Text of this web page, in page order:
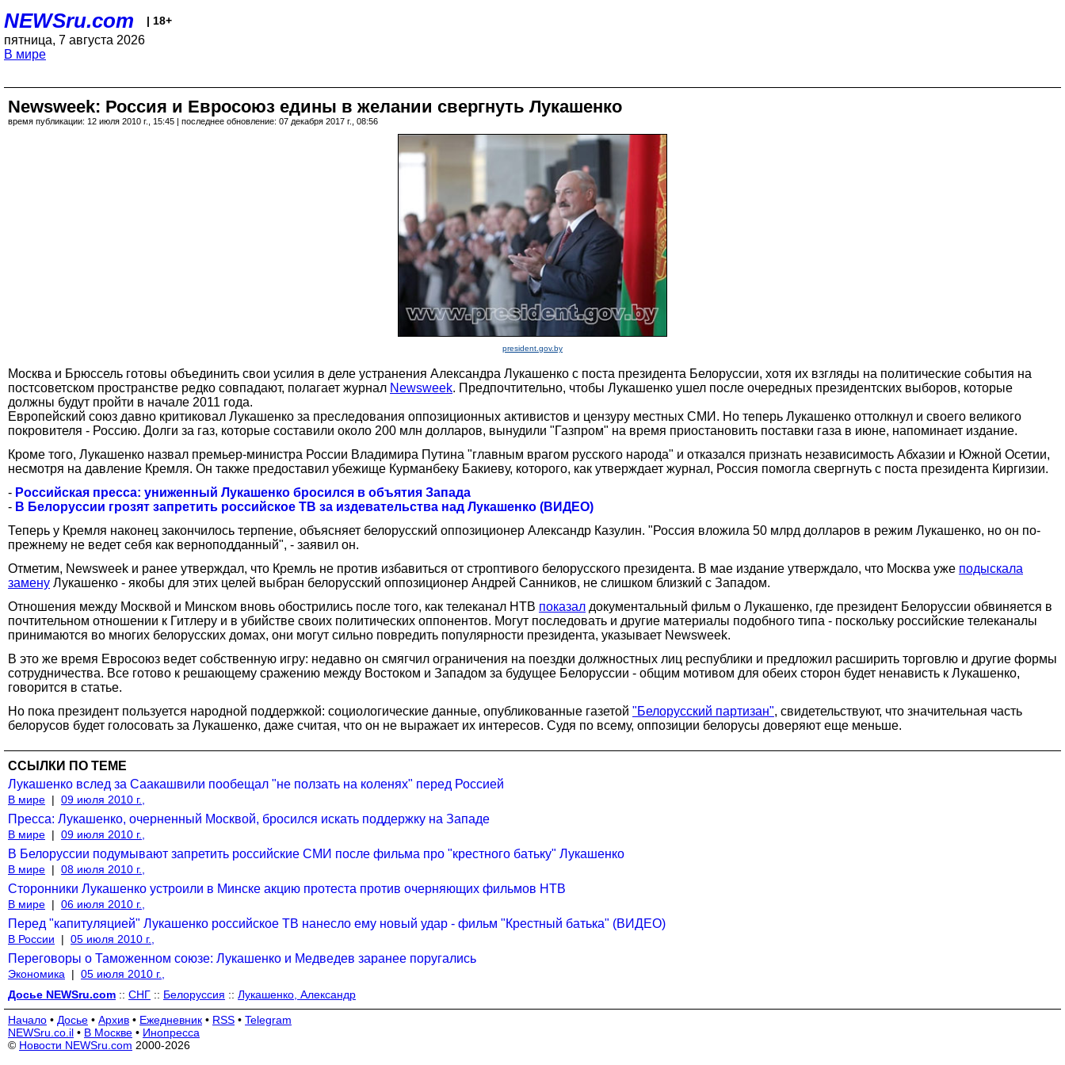
NEWSru.com | 18+
пятница, 7 августа 2026
В мире
Newsweek: Россия и Евросоюз едины в желании свергнуть Лукашенко
время публикации: 12 июля 2010 г., 15:45 | последнее обновление: 07 декабря 2017 г., 08:56
president.gov.by
Москва и Брюссель готовы объединить свои усилия в деле устранения Александра Лукашенко с поста президента Белоруссии, хотя их взгляды на политические события на
постсоветском пространстве редко совпадают, полагает журнал Newsweek. Предпочтительно, чтобы Лукашенко ушел после очередных президентских выборов, которые
должны будут пройти в начале 2011 года.
Европейский союз давно критиковал Лукашенко за преследования оппозиционных активистов и цензуру местных СМИ. Но теперь Лукашенко оттолкнул и своего великого
покровителя - Россию. Долги за газ, которые составили около 200 млн долларов, вынудили "Газпром" на время приостановить поставки газа в июне, напоминает издание.
Кроме того, Лукашенко назвал премьер-министра России Владимира Путина "главным врагом русского народа" и отказался признать независимость Абхазии и Южной Осетии,
несмотря на давление Кремля. Он также предоставил убежище Курманбеку Бакиеву, которого, как утверждает журнал, Россия помогла свергнуть с поста президента Киргизии.
- Российская пресса: униженный Лукашенко бросился в объятия Запада
- В Белоруссии грозят запретить российское ТВ за издевательства над Лукашенко (ВИДЕО)
Теперь у Кремля наконец закончилось терпение, объясняет белорусский оппозиционер Александр Казулин. "Россия вложила 50 млрд долларов в режим Лукашенко, но он по-
прежнему не ведет себя как верноподданный", - заявил он.
Отметим, Newsweek и ранее утверждал, что Кремль не против избавиться от строптивого белорусского президента. В мае издание утверждало, что Москва уже подыскала
замену Лукашенко - якобы для этих целей выбран белорусский оппозиционер Андрей Санников, не слишком близкий с Западом.
Отношения между Москвой и Минском вновь обострились после того, как телеканал НТВ показал документальный фильм о Лукашенко, где президент Белоруссии обвиняется в
почтительном отношении к Гитлеру и в убийстве своих политических оппонентов. Могут последовать и другие материалы подобного типа - поскольку российские телеканалы
принимаются во многих белорусских домах, они могут сильно повредить популярности президента, указывает Newsweek.
В это же время Евросоюз ведет собственную игру: недавно он смягчил ограничения на поездки должностных лиц республики и предложил расширить торговлю и другие формы
сотрудничества. Все готово к решающему сражению между Востоком и Западом за будущее Белоруссии - общим мотивом для обеих сторон будет ненависть к Лукашенко,
говорится в статье.
Но пока президент пользуется народной поддержкой: социологические данные, опубликованные газетой "Белорусский партизан", свидетельствуют, что значительная часть
белорусов будет голосовать за Лукашенко, даже считая, что он не выражает их интересов. Судя по всему, оппозиции белорусы доверяют еще меньше.
ССЫЛКИ ПО ТЕМЕ
Лукашенко вслед за Саакашвили пообещал "не ползать на коленях" перед Россией
В мире | 09 июля 2010 г.,
Пресса: Лукашенко, очерненный Москвой, бросился искать поддержку на Западе
В мире | 09 июля 2010 г.,
В Белоруссии подумывают запретить российские СМИ после фильма про "крестного батьку" Лукашенко
В мире | 08 июля 2010 г.,
Сторонники Лукашенко устроили в Минске акцию протеста против очерняющих фильмов НТВ
В мире | 06 июля 2010 г.,
Перед "капитуляцией" Лукашенко российское ТВ нанесло ему новый удар - фильм "Крестный батька" (ВИДЕО)
В России | 05 июля 2010 г.,
Переговоры о Таможенном союзе: Лукашенко и Медведев заранее поругались
Экономика | 05 июля 2010 г.,
Досье NEWSru.com :: СНГ :: Белоруссия :: Лукашенко, Александр
Начало • Досье • Архив • Ежедневник • RSS • Telegram
NEWSru.co.il • В Москве • Инопресса
© Новости NEWSru.com 2000-2026